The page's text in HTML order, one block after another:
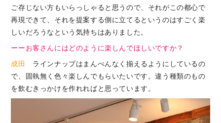
ご存じない方もいらっしゃると思うので、それがこの都心で
再現できて、それを提案する側に立てるというのはすごく楽
しいだろうなという気持ちはありました。
ーーお客さんにはどのように楽しんでほしいですか？
成田
ラインナップはまんべんなく揃えるようにしているの
で、固執無く色々楽しんでもらいたいです。違う種類のもの
を飲むきっかけを作れればと思っています。